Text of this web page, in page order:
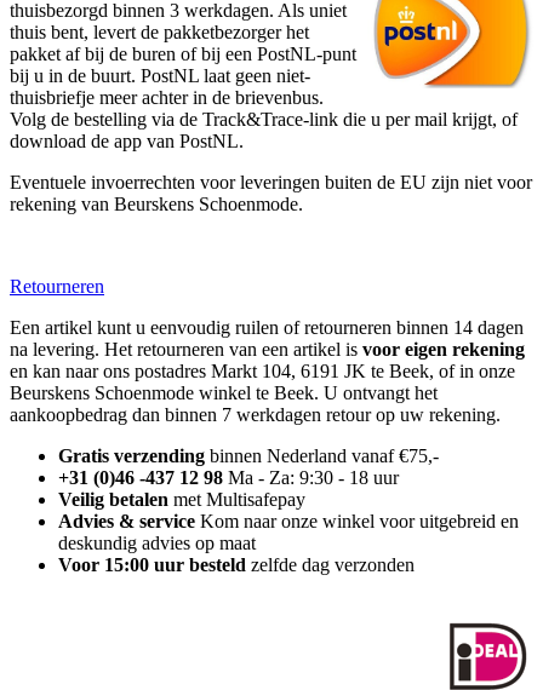
thuisbezorgd binnen 3 werkdagen. Als uniet
thuis bent, levert de pakketbezorger het
pakket af bij de buren of bij een PostNL-punt
bij u in de buurt. PostNL laat geen niet-
thuisbriefje meer achter in de brievenbus.
Volg de bestelling via de Track&Trace-link die u per mail krijgt, of
download de app van PostNL.
Eventuele invoerrechten voor leveringen buiten de EU zijn niet voor
rekening van Beurskens Schoenmode.
Retourneren
Een artikel kunt u eenvoudig ruilen of retourneren binnen 14 dagen
na levering. Het retourneren van een artikel is voor eigen rekening
en kan naar ons postadres Markt 104, 6191 JK te Beek, of in onze
Beurskens Schoenmode winkel te Beek. U ontvangt het
aankoopbedrag dan binnen 7 werkdagen retour op uw rekening.
Gratis verzending binnen Nederland vanaf €75,-
+31 (0)46 -437 12 98 Ma - Za: 9:30 - 18 uur
Veilig betalen met Multisafepay
Advies & service Kom naar onze winkel voor uitgebreid en
deskundig advies op maat
Voor 15:00 uur besteld zelfde dag verzonden